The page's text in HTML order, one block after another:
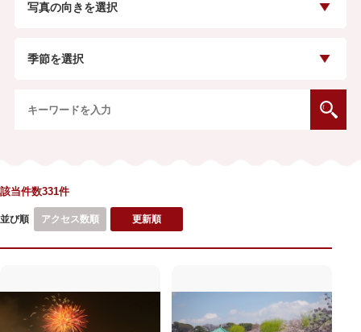
写真の向きを選択
季節を選択
該当件数331件
並び順 アクセス数順 更新順